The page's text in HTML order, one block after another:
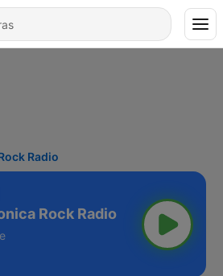
Radio
Rock Radio